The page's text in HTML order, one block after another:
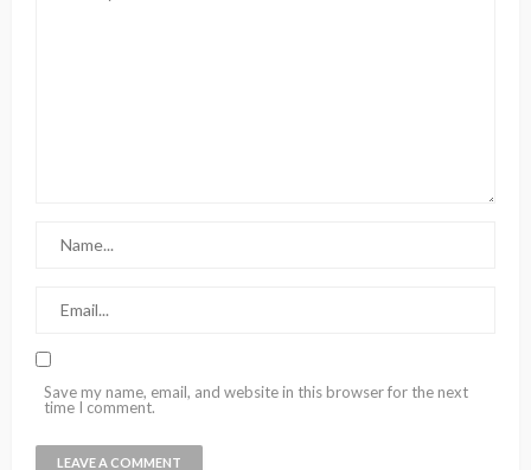
Save my name, email, and website in this browser for the next
time I comment.